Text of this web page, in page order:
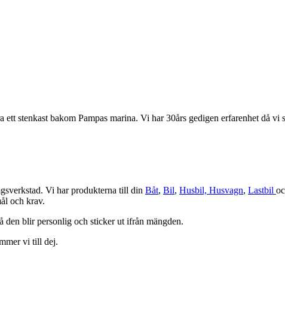
stenkast bakom Pampas marina. Vi har 30års gedigen erfarenhet då
Vi har produkterna till din Båt, Bil, Husbil, Husvagn, Lastbil
och krav.
blir personlig och sticker ut ifrån mängden.
vi till dej.